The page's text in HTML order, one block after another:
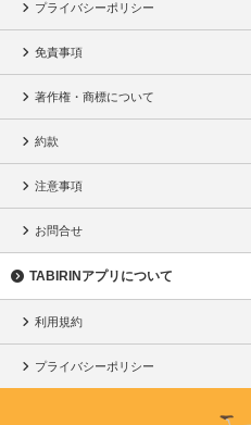
プライバシーポリシー
免責事項
著作権・商標について
約款
注意事項
お問合せ
TABIRINアプリについて
利用規約
プライバシーポリシー